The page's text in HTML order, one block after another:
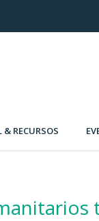
RECURSOS